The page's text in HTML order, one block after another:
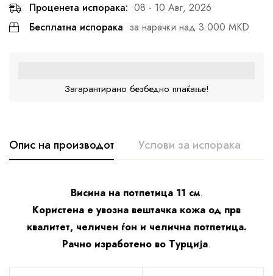
Проценета испорака: 08 - 10 Авг, 2026
Бесплатна испорака за нарачки над 3.000 MKD
Загарантирано безбедно плаќање!
Опис на производот Услови за испорака
Висина на потпетица 11 см.
Користена е увозна вештачка кожа од прв
квалитет, челичен ѓон и челична потпетица.
Рачно изработено во Турција.